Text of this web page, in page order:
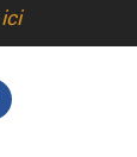
ici